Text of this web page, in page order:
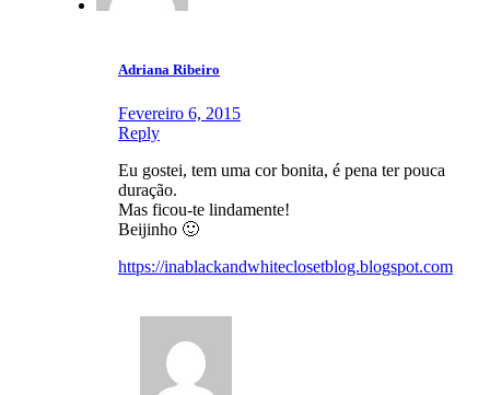
Adriana Ribeiro
Fevereiro 6, 2015
Reply
Eu gostei, tem uma cor bonita, é pena ter pouca
duração.
Mas ficou-te lindamente!
Beijinho 🙂
https://inablackandwhiteclosetblog.blogspot.com